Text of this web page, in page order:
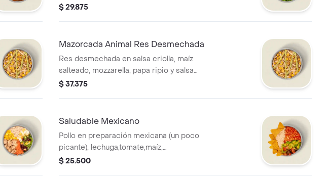
guacamole. *La bebida tiene un costo
$ 29.875
Mazorcada Animal Res Desmechada
Res desmechada en salsa criolla, maíz
salteado, mozzarella, papa ripio y salsa
MUY.
$ 37.375
Saludable Mexicano
Pollo en preparación mexicana (un poco
picante), lechuga,tomate,maíz,
aguacate,nachos, arroz integral y salsa
$ 25.500